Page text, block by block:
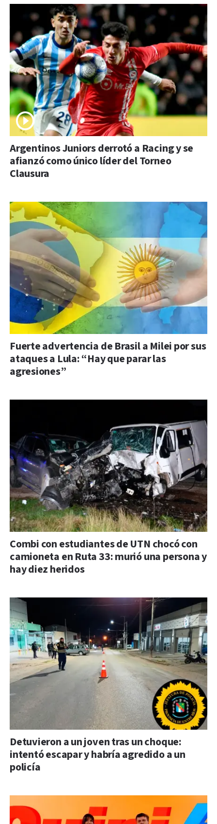
Argentinos Juniors derrotó a Racing y se
afianzó como único líder del Torneo
Clausura
Fuerte advertencia de Brasil a Milei por sus
ataques a Lula: “Hay que parar las
agresiones”
Combi con estudiantes de UTN chocó con
camioneta en Ruta 33: murió una persona y
hay diez heridos
Detuvieron a un joven tras un choque:
intentó escapar y habría agredido a un
policía